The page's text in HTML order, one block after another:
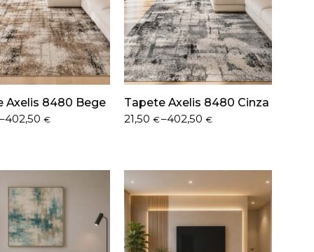
Axelis 8480 Bege
–402,50€
Tapete Axelis 8480 Cinza
21,50 €–402,50€
Price
402,50 €